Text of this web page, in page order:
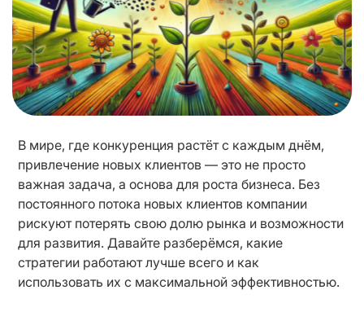
В мире, где конкуренция растёт с каждым днём,
привлечение новых клиентов — это не просто
важная задача, а основа для роста бизнеса. Без
постоянного потока новых клиентов компании
рискуют потерять свою долю рынка и возможности
для развития. Давайте разберёмся, какие
стратегии работают лучше всего и как
использовать их с максимальной эффективностью.